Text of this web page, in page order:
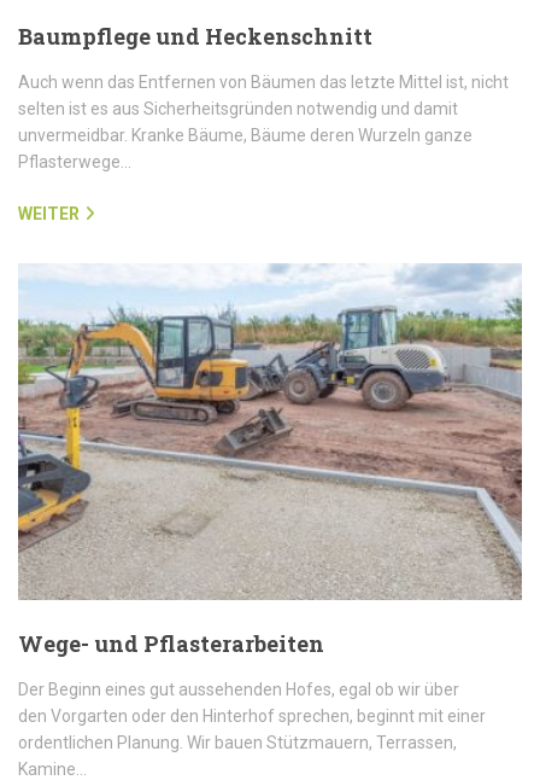
Baumpflege und Heckenschnitt
Auch wenn das Entfernen von Bäumen das letzte Mittel ist, nicht
selten ist es aus Sicherheitsgründen notwendig und damit
unvermeidbar. Kranke Bäume, Bäume deren Wurzeln ganze
Pflasterwege…
WEITER
Wege- und Pflasterarbeiten
Der Beginn eines gut aussehenden Hofes, egal ob wir über
den Vorgarten oder den Hinterhof sprechen, beginnt mit einer
ordentlichen Planung. Wir bauen Stützmauern, Terrassen,
Kamine…